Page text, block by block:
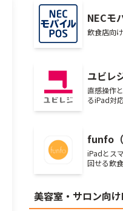
NECモ
飲食店向
ユビレ
直感操作
るiPad対
funfo（
iPadとス
回せる飲
美容室・サロン向